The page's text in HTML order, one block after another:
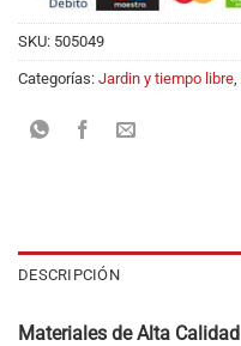
SKU: 505049
Categorías: Jardin y tiempo libre
DESCRIPCIÓN
Materiales de Alta Calidad